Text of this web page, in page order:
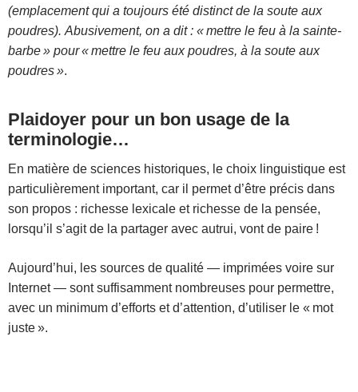
(emplacement qui a toujours été distinct de la soute aux
poudres). Abusivement, on a dit : « mettre le feu à la sainte-
barbe » pour « mettre le feu aux poudres, à la soute aux
poudres ».
Plaidoyer pour un bon usage de la
terminologie…
En matière de sciences historiques, le choix linguistique est
particulièrement important, car il permet d’être précis dans
son propos : richesse lexicale et richesse de la pensée,
lorsqu’il s’agit de la partager avec autrui, vont de paire !
Aujourd’hui, les sources de qualité — imprimées voire sur
Internet — sont suffisamment nombreuses pour permettre,
avec un minimum d’efforts et d’attention, d’utiliser le « mot
juste ».